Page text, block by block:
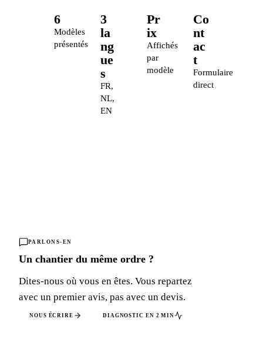
6
Modèles
présentés
3
la
ng
ue
s
FR,
NL,
EN
Pr
ix
Affichés
par
modèle
Co
nt
ac
t
Formulaire
direct
PARLONS-EN
Un chantier du même ordre ?
Dites-nous où vous en êtes. Vous repartez
avec un premier avis, pas avec un devis.
NOUS ÉCRIRE DIAGNOSTIC EN 2 MIN